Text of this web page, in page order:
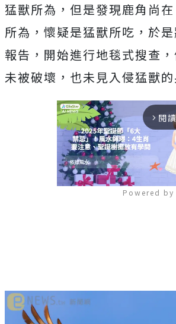
猛獸所為，但是發現鹿角尚
所為，懷疑是猛獸所吃，於
報告，開始進行地毯式搜查
未被破壞，也未見入侵猛獸的
arrow_forward_ios 閱
Powered by